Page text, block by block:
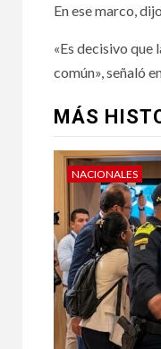
En ese marco,
«Es decisivo
común», señaló
MÁS
NACIONALES